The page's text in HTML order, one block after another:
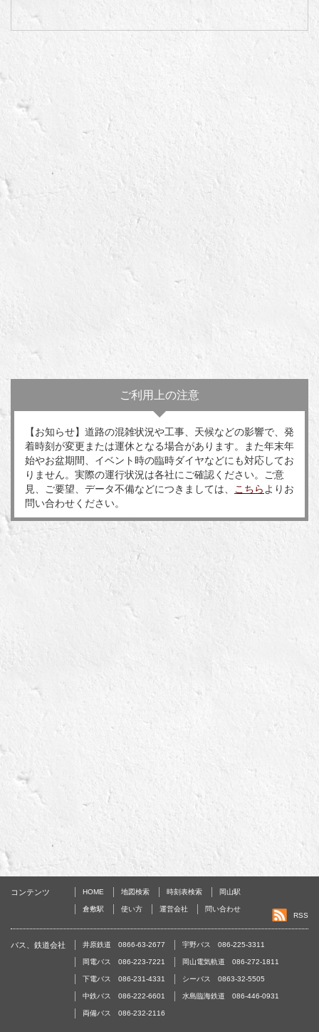
ご利用上の注意
【お知らせ】道路の混雑状況や工事、天候などの影響で、発
着時刻が変更または運休となる場合があります。また年末年
始やお盆期間、イベント時の臨時ダイヤなどにも対応してお
りません。実際の運行状況は各社にご確認ください。ご意
見、ご要望、データ不備などにつきましては、
こちら よりお
問い合わせください。
コンテンツ HOME 地図検索 時刻表検索 岡山駅
倉敷駅 使い方 運営会社
問い合わせ
RSS
バス、鉄道会社 井原鉄道 0866-63-2677 宇野バス 086-225-3311
岡電バス 086-223-7221 岡山電気軌道 086-272-1811
下電バス 086-231-4331 シーバス 0863-32-5505
中鉄バス 086-222-6601 水島臨海鉄道 086-446-0931
両備バス 086-232-2116